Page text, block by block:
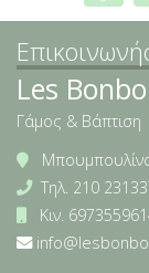
Les
Γάμος & Βάπτιση
Τηλ. 210
Κιν.